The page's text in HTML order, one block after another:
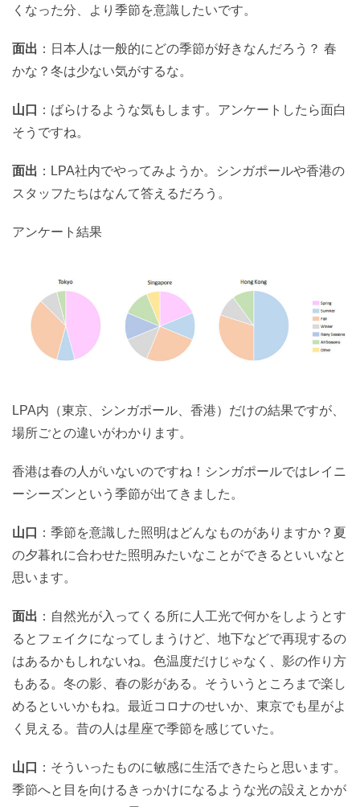
くなった分、より季節を意識したいです。
面出 ：日本人は一般的にどの季節が好きなんだろう？ 春
かな？冬は少ない気がするな。
山口
：ばらけるような気もします。アンケートしたら面白
そうですね。
面出 ：LPA社内でやってみようか。シンガポールや香港の
スタッフたちはなんて答えるだろう。
アンケート結果
LPA内（東京、シンガポール、香港）だけの結果ですが、
場所ごとの違いがわかります。
香港は春の人がいないのですね！シンガポールではレイニ
ーシーズンという季節が出てきました。
山口
：季節を意識した照明はどんなものがありますか？夏
の夕暮れに合わせた照明みたいなことができるといいなと
思います。
面出 ：自然光が入ってくる所に人工光で何かをしようとす
るとフェイクになってしまうけど、地下などで再現するの
はあるかもしれないね。色温度だけじゃなく、影の作り方
もある。冬の影、春の影がある。そういうところまで楽し
めるといいかもね。最近コロナのせいか、東京でも星がよ
く見える。昔の人は星座で季節を感じていた。
山口
：そういったものに敏感に生活できたらと思います。
季節へと目を向けるきっかけになるような光の設えとかが